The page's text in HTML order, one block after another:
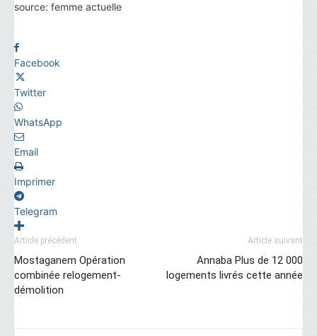
source: femme actuelle
Facebook
Twitter
WhatsApp
Email
Imprimer
Telegram
Article précédent
Mostaganem Opération
combinée relogement-
démolition
Article suivant
Annaba Plus de 12 000
logements livrés cette année